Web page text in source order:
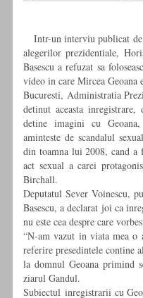
Intr-un interviu publicat
alegerilor prezidentiale,
Basescu a refuzat sa
video in care Mircea Geoana
Bucuresti, Administratia
detinut aceasta
detine imagini cu
aminteste de scandalul
din toamna lui 2008, cand a
act sexual a carei
Birchall.
Deputatul Sever Voinescu,
Basescu, a declarat joi ca
nu este cea despre care
“N-am vazut in viata mea o
referire presedintele contine
la domnul Geoana primind
ziarul Gandul.
Subiectul inregistrarii cu